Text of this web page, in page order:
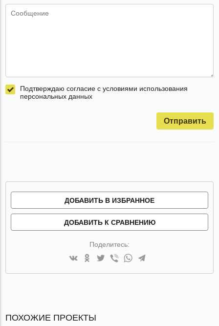
Подтверждаю согласие с условиями использования
персональных данных
Отправить
ДОБАВИТЬ В ИЗБРАННОЕ
ДОБАВИТЬ К СРАВНЕНИЮ
Поделитесь:
ПОХОЖИЕ ПРОЕКТЫ